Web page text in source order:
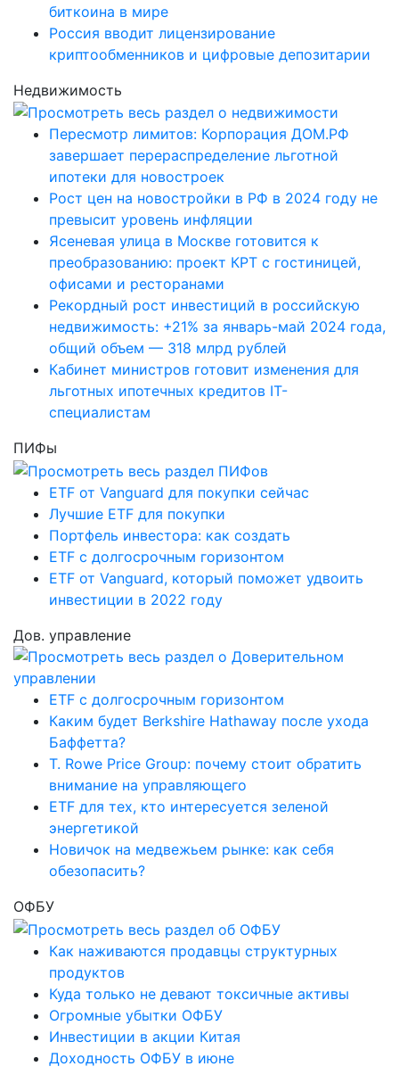
биткоина в мире
Россия вводит лицензирование
криптообменников и цифровые депозитарии
Недвижимость
Пересмотр лимитов: Корпорация ДОМ.РФ
завершает перераспределение льготной
ипотеки для новостроек
Рост цен на новостройки в РФ в 2024 году не
превысит уровень инфляции
Ясеневая улица в Москве готовится к
преобразованию: проект КРТ с гостиницей,
офисами и ресторанами
Рекордный рост инвестиций в российскую
недвижимость: +21% за январь-май 2024 года,
общий объем — 318 млрд рублей
Кабинет министров готовит изменения для
льготных ипотечных кредитов IT-
специалистам
ПИФы
ETF от Vanguard для покупки сейчас
Лучшие ETF для покупки
Портфель инвестора: как создать
ETF с долгосрочным горизонтом
ETF от Vanguard, который поможет удвоить
инвестиции в 2022 году
Дов. управление
ETF с долгосрочным горизонтом
Каким будет Berkshire Hathaway после ухода
Баффетта?
T. Rowe Price Group: почему стоит обратить
внимание на управляющего
ETF для тех, кто интересуется зеленой
энергетикой
Новичок на медвежьем рынке: как себя
обезопасить?
ОФБУ
Как наживаются продавцы структурных
продуктов
Куда только не девают токсичные активы
Огромные убытки ОФБУ
Инвестиции в акции Китая
Доходность ОФБУ в июне